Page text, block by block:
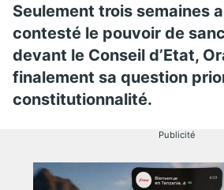
Seulement trois semaines
contesté le pouvoir de
devant le Conseil d’Etat,
finalement sa question
constitutionnalité.
Publicité